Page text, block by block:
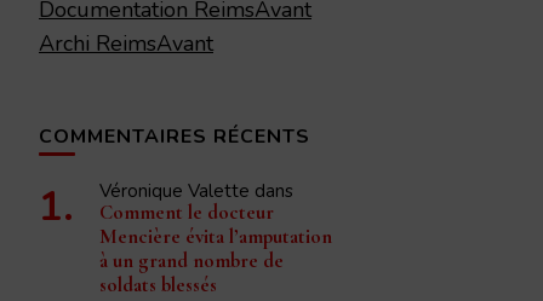
Documentation ReimsAvant
Archi ReimsAvant
COMMENTAIRES RÉCENTS
Véronique Valette dans
Comment le docteur
Mencière évita l’amputation
à un grand nombre de
soldats blessés